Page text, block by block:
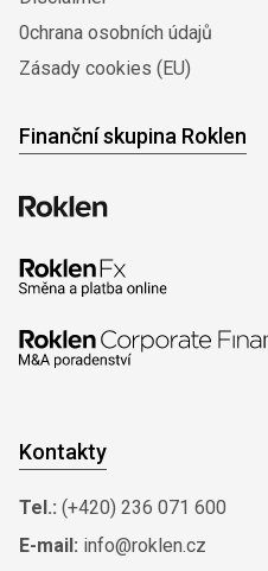
0chrana osobních údajů
Zásady cookies (EU)
Finanční skupina Roklen
Kontakty
Tel.: (+420) 236 071 600
E-mail: info@roklen.cz